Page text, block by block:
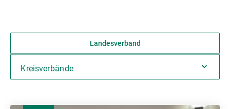
Landesverband
Kreisverbände